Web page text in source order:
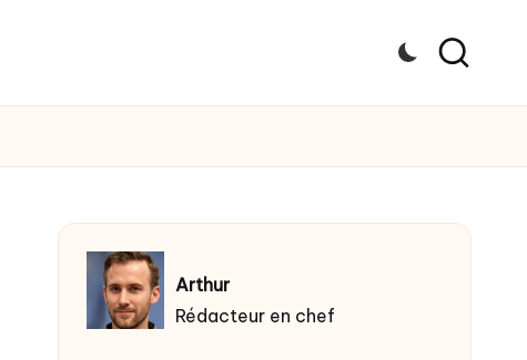
Arthur
Rédacteur en chef